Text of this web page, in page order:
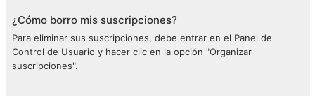
¿Cómo borro mis suscripciones?
Para eliminar sus suscripciones, debe entrar en el Panel de
Control de Usuario y hacer clic en la opción "Organizar
suscripciones".